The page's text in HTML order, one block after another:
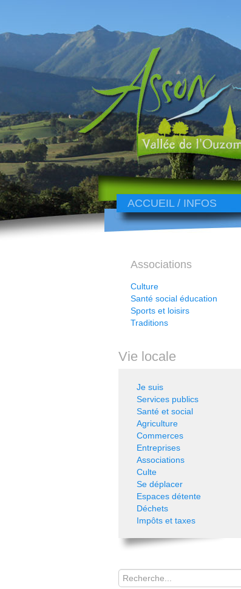
ACCUEIL / INFOS
Associations
Culture
Santé social éducation
Sports et loisirs
Traditions
Vie locale
Je suis
Services publics
Santé et social
Agriculture
Commerces
Entreprises
Associations
Culte
Se déplacer
Espaces détente
Déchets
Impôts et taxes
Rechercher